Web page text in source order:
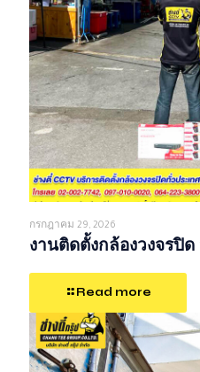
กรกฎาคม 29, 2026
งานติดตั้งกล้องวงจรปิด
Read more